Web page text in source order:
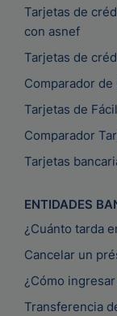
Tarjetas de
con asnef
Tarjetas de
Comparador
Tarjetas de
Comparador
Tarjetas
ENTIDADES
¿Cuánto tarda
Cancelar un
¿Cómo
Transferencia